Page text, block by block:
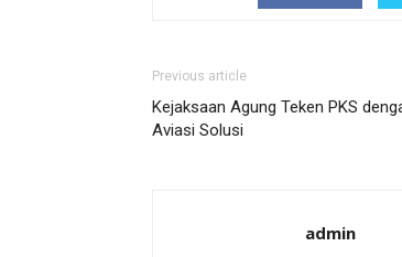
Previous article
Kejaksaan Agung Teken PKS
Aviasi Solusi
admin